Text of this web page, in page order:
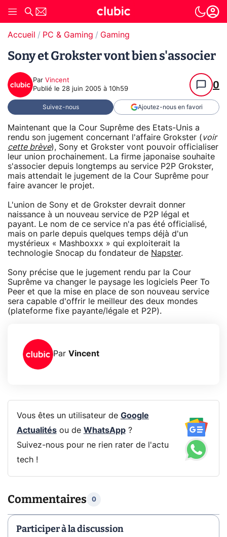
Accueil PC & Gaming Gaming
Sony et Grokster vont bien s'associer
Par Vincent
Publié le 28 juin 2005 à 10h59 0
Suivez-nous Ajoutez-nous en favori
Maintenant que la Cour Suprême des Etats-Unis a
rendu son jugement concernant l'affaire Grokster (voir
cette brève), Sony et Grokster vont pouvoir officialiser
leur union prochainement. La firme japonaise souhaite
s'associer depuis longtemps au service P2P Grokster,
mais attendait le jugement de la Cour Suprême pour
faire avancer le projet.
L'union de Sony et de Grokster devrait donner
naissance à un nouveau service de P2P légal et
payant. Le nom de ce service n'a pas été officialisé,
mais on parle depuis quelques temps déjà d'un
mystérieux « Mashboxxx » qui exploiterait la
technologie Snocap du fondateur de Napster.
Sony précise que le jugement rendu par la Cour
Suprême va changer le paysage les logiciels Peer To
Peer et que la mise en place de son nouveau service
sera capable d'offrir le meilleur des deux mondes
(plateforme fixe payante/légale et P2P).
Par Vincent
Vous êtes un utilisateur de Google
Actualitésou de WhatsApp?
Suivez-nous pour ne rien rater de l'actu
tech !
Commentaires 0
Participer à la discussion